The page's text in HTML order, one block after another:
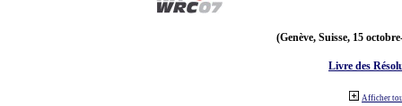
(Genève, Suisse, 15
Livre des
Afficher